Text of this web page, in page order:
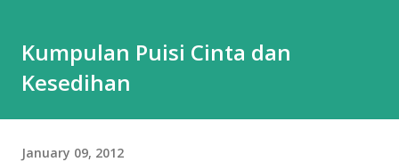
Kumpulan Puisi Cinta dan
Kesedihan
January 09, 2012